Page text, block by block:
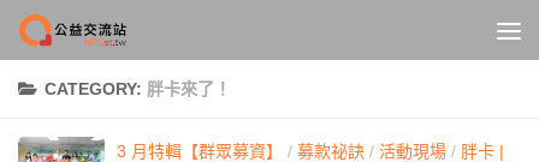
Skip to content
CATEGORY: 胖卡來了！
3 月特輯【群眾募資】 / 募款祕訣 / 活動現場 / 胖卡 |